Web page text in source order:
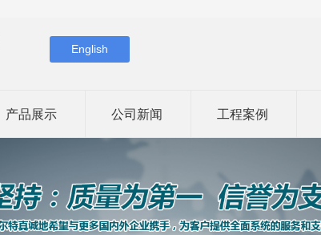
English
产品展示 公司新闻 工程案例